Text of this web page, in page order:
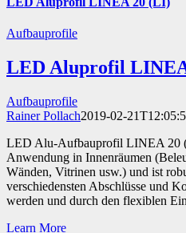
Aufbauprofile
LED Aluprofil
Aufbauprofile
Rainer Pollach2019-02-
LED Alu-Aufbauprofil LINEA 20
Anwendung in Innenräumen
Wänden, Vitrinen usw.) und ist
verschiedensten Abschlüsse und
werden und durch den flexiblen
Learn More